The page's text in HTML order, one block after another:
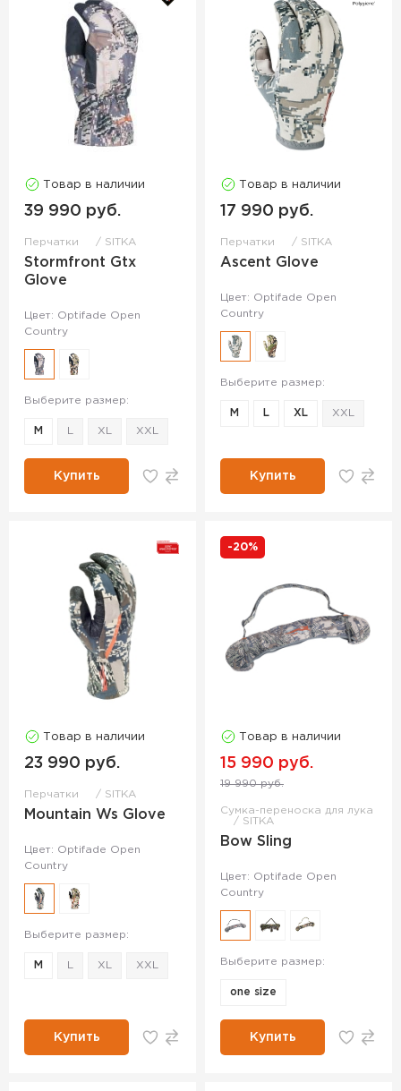
Товар в наличии
39 990 руб.
Перчатки SITKA
Stormfront Gtx
Glove
Цвет: Optifade Open
Country
Выберите размер:
M XL XXL
Купить
Товар в наличии
17 990 руб.
Перчатки SITKA
Ascent Glove
Цвет: Optifade Open
Country
Выберите размер:
M L XL XXL
Купить
Товар в наличии
23 990 руб.
Перчатки SITKA
Mountain Ws Glove
Цвет: Optifade Open
Country
Выберите размер:
M XL XXL
Купить
-20%
Товар в наличии
15 990 руб.
19 990 руб.
Сумка-переноска для лука
SITKA
Bow Sling
Цвет: Optifade Open
Country
Выберите размер:
one size
Купить